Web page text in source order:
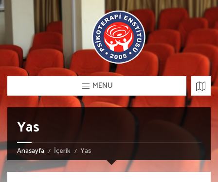
MENU
Yas
Anasayfa İçerik Yas